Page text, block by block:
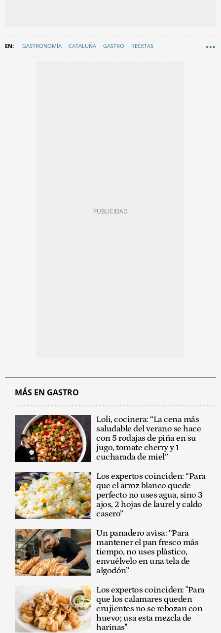
GASTRONOMÍA CATALUÑA GASTRO RECETAS
MÁS EN GASTRO
Loli, cocinera: “La cena más
saludable del verano se hace
con 5 rodajas de piña en su
jugo, tomate cherry y 1
cucharada de miel”
Los expertos coinciden: “Para
que el arroz blanco quede
perfecto no uses agua, sino 3
ajos, 2 hojas de laurel y caldo
casero”
Un panadero avisa: “Para
mantener el pan fresco más
tiempo, no uses plástico,
envuélvelo en una tela de
algodón”
Los expertos coinciden: "Para
que los calamares queden
crujientes no se rebozan con
huevo; usa esta mezcla de
harinas"